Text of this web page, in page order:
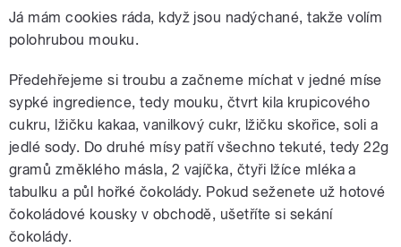
Já mám cookies ráda, když jsou nadýchané, takže volím
polohrubou mouku.
Předehřejeme si troubu a začneme míchat v jedné míse
sypké ingredience, tedy mouku, čtvrt kila krupicového
cukru, lžičku kakaa, vanilkový cukr, lžičku skořice, soli a
jedlé sody. Do druhé mísy patří všechno tekuté, tedy 22g
gramů změklého másla, 2 vajíčka, čtyři lžíce mléka a
tabulku a půl hořké čokolády. Pokud seženete už hotové
čokoládové kousky v obchodě, ušetříte si sekání
čokolády.